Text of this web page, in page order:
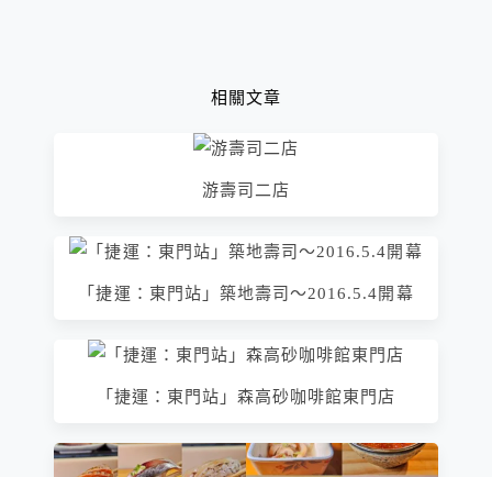
相關文章
游壽司二店
「捷運：東門站」築地壽司～2016.5.4開幕
「捷運：東門站」森高砂咖啡館東門店